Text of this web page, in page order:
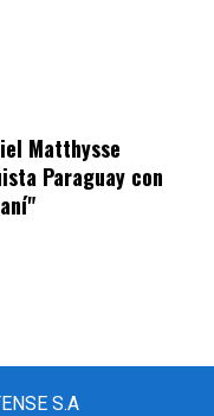
Matthysse
Paraguay con
S.A